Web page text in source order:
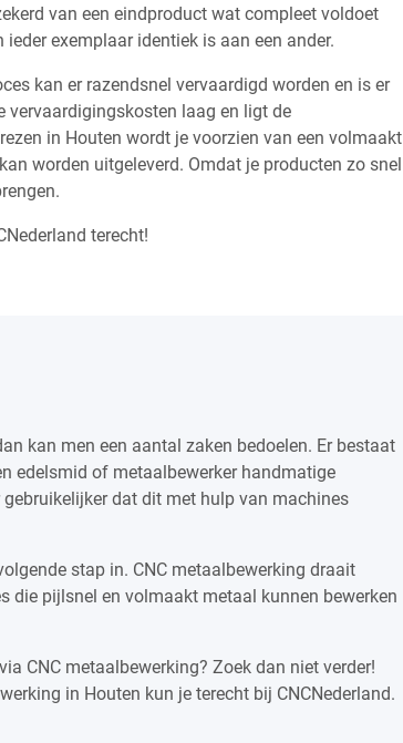
van een eindproduct wat compleet voldoet
exemplaar identiek is aan een ander.
kan er razendsnel vervaardigd worden en is er
laag en ligt de
in Houten wordt je voorzien van een volmaakt
worden uitgeleverd. Omdat je producten zo snel
terecht!
kan men een aantal zaken bedoelen. Er bestaat
edelsmid of metaalbewerker handmatige
dat dit met hulp van machines
stap in. CNC metaalbewerking draait
die pijlsnel en volmaakt metaal kunnen bewerken
CNC metaalbewerking? Zoek dan niet verder!
in Houten kun je terecht bij CNCNederland.